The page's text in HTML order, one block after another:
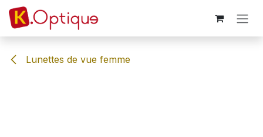
Se rendre au contenu
Lunettes de vue femme